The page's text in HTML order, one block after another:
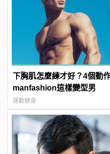
下胸肌怎麼練才好？4個動
manfashion這樣變型男
運動健身